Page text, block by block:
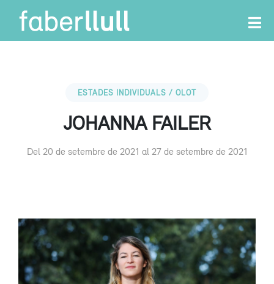
ESTADES INDIVIDUALS / OLOT
JOHANNA FAILER
Del 20 de setembre de 2021 al 27 de setembre de 2021